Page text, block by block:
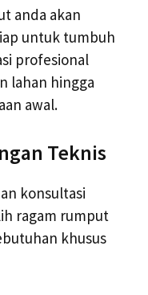
anda akan
untuk tumbuh
profesional
lahan hingga
awal.
Teknis
konsultasi
ragam rumput
khusus